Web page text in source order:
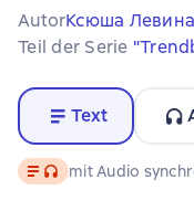
AutorКсюша Левина
Teil der Serie
Text
Text, Audioformat
mit Audio